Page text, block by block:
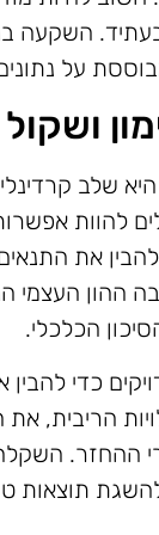
השקעה
על נתונים
שלב
להוות
את
ההון העצמי
הכלכלי.
כדי
הריבית,
ההחזר. השקלה
תוצאות